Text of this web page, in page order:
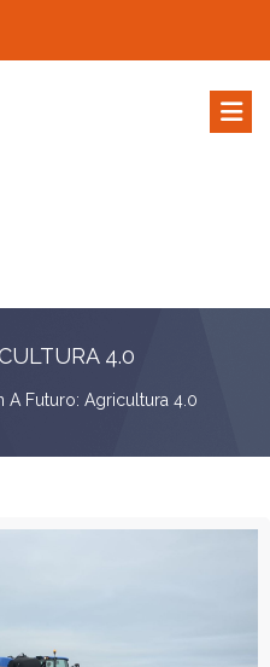
4.0
A Futuro: Agricultura 4.0